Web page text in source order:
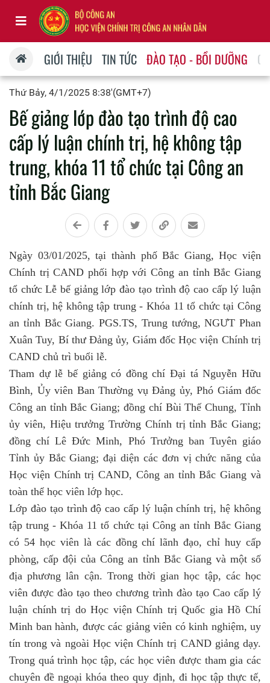
GIỚI THIỆU TIN TỨC ĐÀO TẠO - BỒI DƯỠNG
Thứ Bảy, 4/1/2025 8:38'(GMT+7)
Bế giảng lớp đào tạo trình độ cao
cấp lý luận chính trị, hệ không tập
trung, khóa 11 tổ chức tại Công an
tỉnh Bắc Giang
Ngày 03/01/2025, tại thành phố Bắc Giang, Học viện
Chính trị CAND phối hợp với Công an tỉnh Bắc Giang
tổ chức Lễ bế giảng lớp đào tạo trình độ cao cấp lý luận
chính trị, hệ không tập trung - Khóa 11 tổ chức tại Công
an tỉnh Bắc Giang. PGS.TS, Trung tướng, NGƯT Phan
Xuân Tuy, Bí thư Đảng ủy, Giám đốc Học viện Chính trị
CAND chủ trì buổi lễ.
Tham dự lễ bế giảng có đồng chí Đại tá Nguyễn Hữu
Bình, Ủy viên Ban Thường vụ Đảng ủy, Phó Giám đốc
Công an tỉnh Bắc Giang; đồng chí Bùi Thế Chung, Tỉnh
ủy viên, Hiệu trưởng Trường Chính trị tỉnh Bắc Giang;
đồng chí Lê Đức Minh, Phó Trưởng ban Tuyên giáo
Tỉnh ủy Bắc Giang; đại diện các đơn vị chức năng của
Học viện Chính trị CAND, Công an tỉnh Bắc Giang và
toàn thể học viên lớp học.
Lớp đào tạo trình độ cao cấp lý luận chính trị, hệ không
tập trung - Khóa 11 tổ chức tại Công an tỉnh Bắc Giang
có 54 học viên là các đồng chí lãnh đạo, chỉ huy cấp
phòng, cấp đội của Công an tỉnh Bắc Giang và một số
địa phương lân cận. Trong thời gian học tập, các học
viên được đào tạo theo chương trình đào tạo Cao cấp lý
luận chính trị do Học viện Chính trị Quốc gia Hồ Chí
Minh ban hành, được các giảng viên có kinh nghiệm, uy
tín trong và ngoài Học viện Chính trị CAND giảng dạy.
Trong quá trình học tập, các học viên được tham gia các
chuyên đề ngoại khóa theo quy định, đi học tập thực tế,